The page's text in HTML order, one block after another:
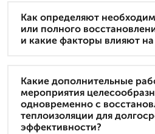
Как определяют
или полного
и какие факторы влияют
Какие дополнительные
мероприятия
одновременно с
теплоизоляции для
эффективности?